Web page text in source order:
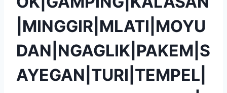
|MINGGIR|MLATI|MOYU
DAN|NGAGLIK|PAKEM|S
AYEGAN|TURI|TEMPEL|